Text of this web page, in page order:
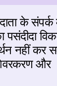
के संपर्क
नहीं कर
और